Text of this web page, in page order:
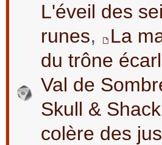
L'éveil des
runes,
La
du trône
Val de
Skull &
colère des